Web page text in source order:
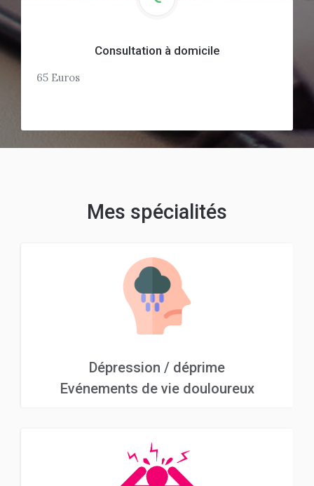
Consultation à domicile
65 Euros
Mes spécialités
Dépression / déprime
Evénements de vie douloureux